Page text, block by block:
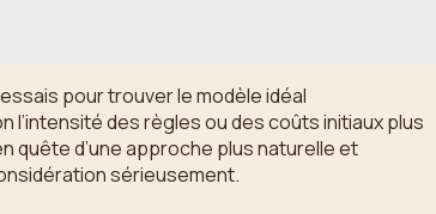
pour trouver le modèle idéal
des règles ou des coûts initiaux plus
quête d’une approche plus naturelle et
sérieusement.